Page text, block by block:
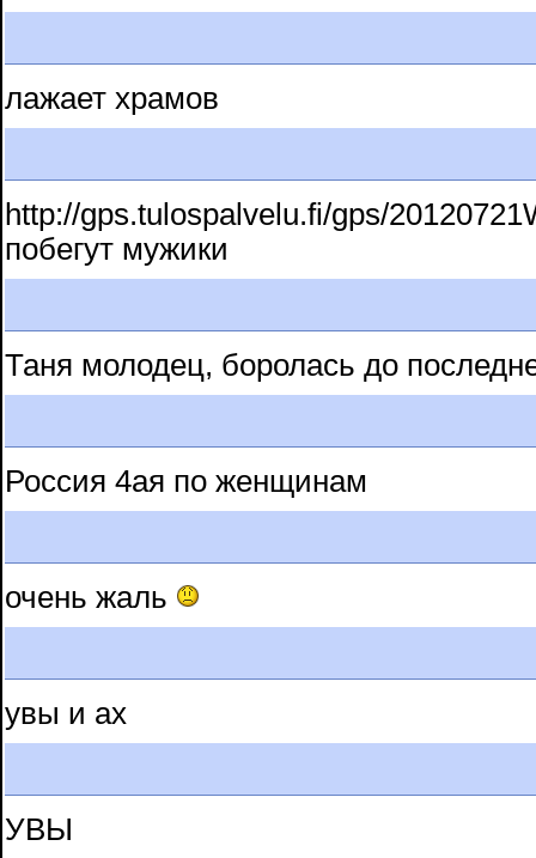
лажает храмов
http://gps.tulospalvelu.fi/gps/
побегут мужики
Таня молодец, боролась до
Россия 4ая по женщинам
очень жаль
увы и ах
УВЫ